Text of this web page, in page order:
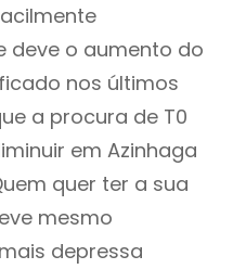
deve o aumento do
nos últimos
a procura de T0
em Azinhaga
quer ter a sua
mesmo
depressa